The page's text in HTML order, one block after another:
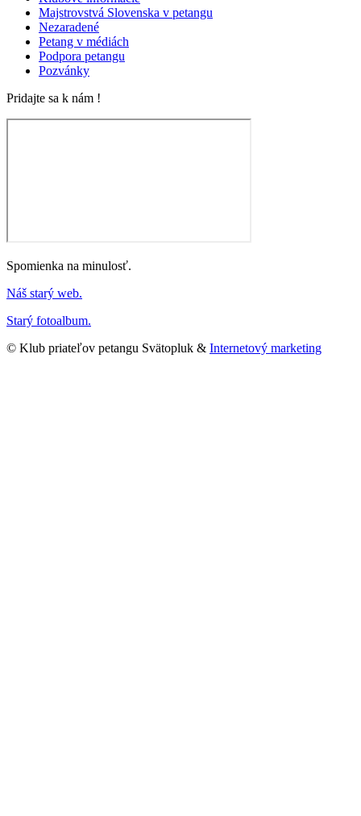
Majstrovstvá Slovenska v petangu
Nezaradené
Petang v médiách
Podpora petangu
Pozvánky
Pridajte sa k nám !
Spomienka na minulosť.
Náš starý web.
Starý fotoalbum.
© Klub priateľov petangu Svätopluk & Internetový marketing